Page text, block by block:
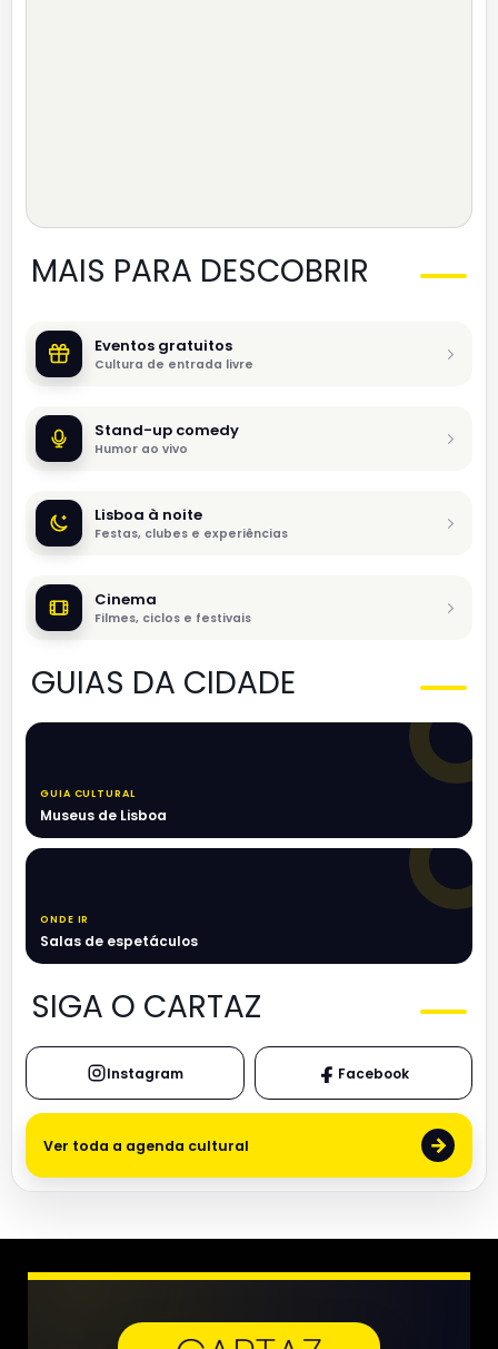
MAIS PARA DESCOBRIR
Eventos gratuitos
Cultura de entrada livre
Stand-up comedy
Humor ao vivo
Lisboa à noite
Festas, clubes e experiências
Cinema
Filmes, ciclos e festivais
GUIAS DA CIDADE
GUIA CULTURAL
Museus de Lisboa
ONDE IR
Salas de espetáculos
SIGA O CARTAZ
Instagram Facebook
Ver toda a agenda cultural →